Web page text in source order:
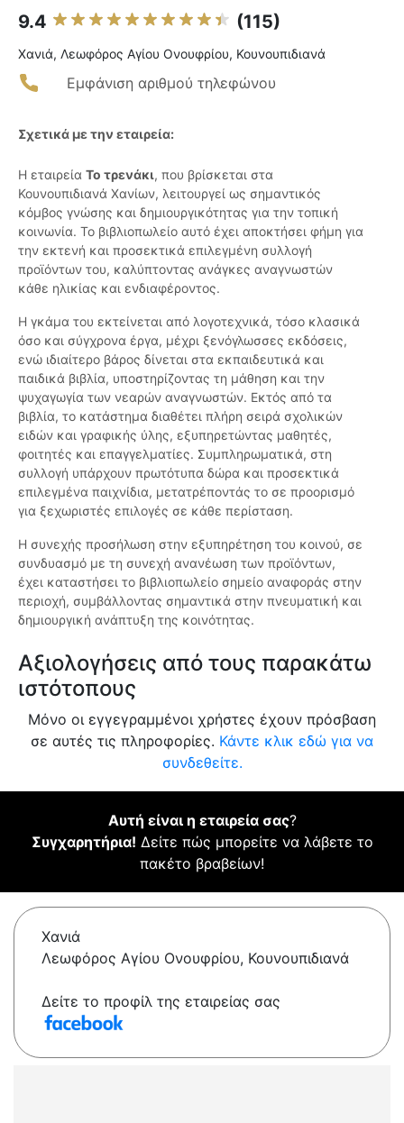
9.4 (115)
Χανιά, Λεωφόρος Αγίου Ονουφρίου, Κουνουπιδιανά
Εμφάνιση αριθμού τηλεφώνου
Σχετικά με την εταιρεία:
Η εταιρεία Το τρενάκι, που βρίσκεται στα
Κουνουπιδιανά Χανίων, λειτουργεί ως σημαντικός
κόμβος γνώσης και δημιουργικότητας για την τοπική
κοινωνία. Το βιβλιοπωλείο αυτό έχει αποκτήσει φήμη για
την εκτενή και προσεκτικά επιλεγμένη συλλογή
προϊόντων του, καλύπτοντας ανάγκες αναγνωστών
κάθε ηλικίας και ενδιαφέροντος.
Η γκάμα του εκτείνεται από λογοτεχνικά, τόσο κλασικά
όσο και σύγχρονα έργα, μέχρι ξενόγλωσσες εκδόσεις,
ενώ ιδιαίτερο βάρος δίνεται στα εκπαιδευτικά και
παιδικά βιβλία, υποστηρίζοντας τη μάθηση και την
ψυχαγωγία των νεαρών αναγνωστών. Εκτός από τα
βιβλία, το κατάστημα διαθέτει πλήρη σειρά σχολικών
ειδών και γραφικής ύλης, εξυπηρετώντας μαθητές,
φοιτητές και επαγγελματίες. Συμπληρωματικά, στη
συλλογή υπάρχουν πρωτότυπα δώρα και προσεκτικά
επιλεγμένα παιχνίδια, μετατρέποντάς το σε προορισμό
για ξεχωριστές επιλογές σε κάθε περίσταση.
Η συνεχής προσήλωση στην εξυπηρέτηση του κοινού, σε
συνδυασμό με τη συνεχή ανανέωση των προϊόντων,
έχει καταστήσει το βιβλιοπωλείο σημείο αναφοράς στην
περιοχή, συμβάλλοντας σημαντικά στην πνευματική και
δημιουργική ανάπτυξη της κοινότητας.
Αξιολογήσεις από τους παρακάτω
ιστότοπους
Μόνο οι εγγεγραμμένοι χρήστες έχουν πρόσβαση
σε αυτές τις πληροφορίες. Κάντε κλικ εδώ για να
συνδεθείτε.
Αυτή είναι η εταιρεία σας?
Συγχαρητήρια! Δείτε πώς μπορείτε να λάβετε το
πακέτο βραβείων!
Χανιά
Λεωφόρος Αγίου Ονουφρίου, Κουνουπιδιανά
Δείτε το προφίλ της εταιρείας σας